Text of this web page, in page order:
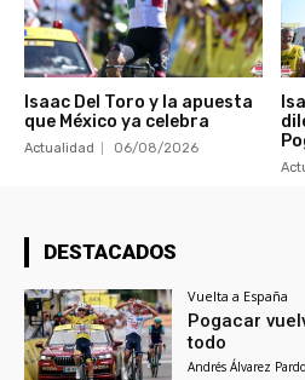
Isaac Del Toro y la apuesta
que México ya celebra
Actualidad 06/08/2026
DESTACADOS
Vuelta a España
Pogacar
todo
Andrés Álvarez Pardo